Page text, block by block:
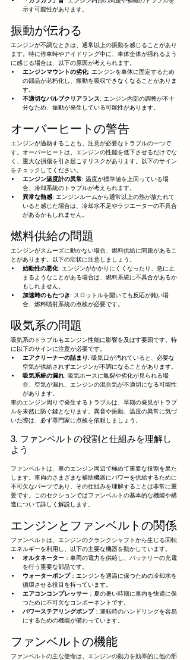
示す可能性があります。
振動が伝わる
エンジンが不調なときは、通常以上の振動を感じることがあり
ます。特に停車時やアイドリング中に、車体全体が揺れるよう
に感じる場合は、以下の原因が考えられます。
エンジンマウントの劣化: エンジンを車体に固定するため
の部品が老朽化し、振動を吸収できなくなることがありま
す。
不適切なバルブクリアランス: エンジン内部の調整が不十
分なため、振動が発生している可能性があります。
オーバーヒートの警告
エンジンが過熱することも、注意が必要なトラブルの一つで
す。オーバーヒートは、エンジンの性能を低下させるだけでな
く、重大な損傷を引き起こすリスクがあります。以下のサイン
をチェックしてください。
エンジン温度計の異常: 温度が標準値を上回っている場
合、冷却系統のトラブルが考えられます。
異常な熱感: エンジンルームから通常以上の熱が放たれて
いると感じた場合は、冷却水不足やラジエーターの不具合
があるかもしれません。
燃料供給の問題
エンジンがスムーズに動かない場合、燃料供給に問題があるこ
とがあります。以下の症状に注意しましょう。
始動性の悪化: エンジンがかかりにくくなったり、急に止
まるようなことがある場合は、燃料系統に不具合があるか
もしれません。
加速時のもたつき: スロットルを開いても反応が鈍い場
合、燃料噴射系統の点検が必要です。
吸気系の問題
吸気系のトラブルもエンジン性能に影響を及ぼす要因です。特
に以下のサインに注意が必要です。
エアクリーナーの詰まり: 吸気口が汚れていると、必要な
空気が供給されずエンジンが不調になることがあります。
吸気系統の漏れ: 吸気ホースに亀裂や劣化が見られる場
合、空気が漏れ、エンジンの混合気が不適切になる可能性
があります。
車のエンジン周りで発生するトラブルは、早期の発見がトラブ
ルを未然に防ぐ鍵となります。異音や振動、温度の異常に気づ
いた際は、必ず専門家に点検を依頼しましょう。
3. ファンベルトの役割と仕組みを理解し
よう
ファンベルトは、車のエンジン周辺で極めて重要な役割を果た
します。車両のさまざまな補助機器にパワーを供給するために
不可欠なパーツであり、その仕組みを理解することは非常に重
要です。このセクションではファンベルトの基本的な機能や構
造について詳しく解説します。
エンジンとファンベルトの関係
ファンベルトは、エンジンのクランクシャフトから生じる回転
エネルギーを利用し、以下の主要な機器を動かしています。
オルタネーター ：車両の電力を供給し、バッテリーの充電
を行う重要な部品です。
ウォーターポンプ：エンジンを適温に保つための冷却水を
循環させる役目を持っています。
エアコンコンプレッサー ：夏の暑い時期に車内を快適に保
つために不可欠なコンポーネントです。
パワーステアリングポンプ：運転時のハンドリングを容易
にするための機能が備わっています。
ファンベルトの機能
ファンベルトの主な使命は、エンジンの動力を効率的に他の部